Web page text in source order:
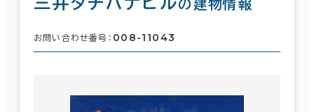
の建物情報
お問い合わせ番号： 008-11043